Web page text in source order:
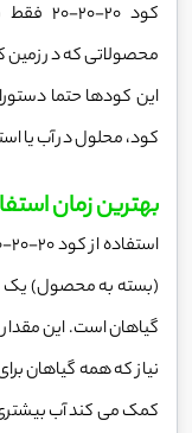
کود
محصولاتی که در زمین
این کودها حتما
کود، محلول در آب یا
بهترین زمان استفاده
(بسته به محصول) یک
گیاهان است. این
نیاز که همه گیاهان
کمک می کند آب بیشتری